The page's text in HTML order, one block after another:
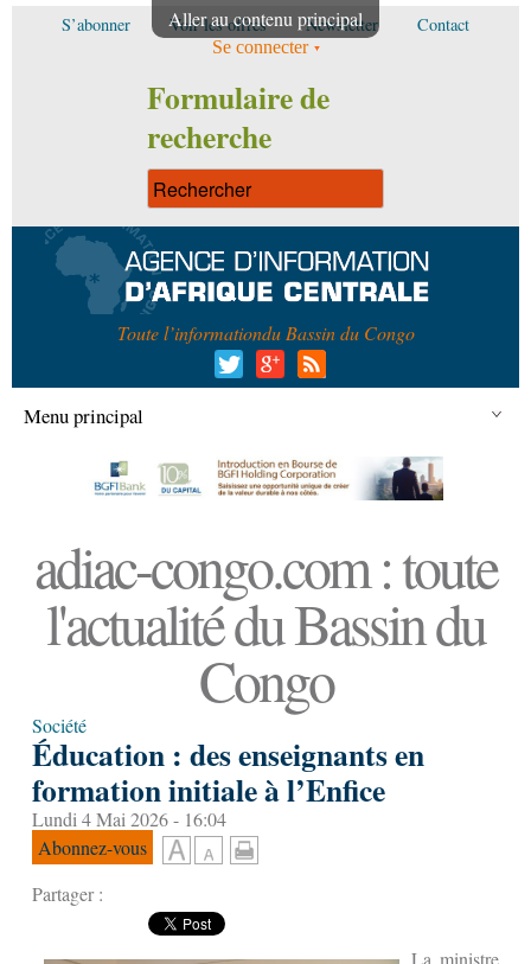
Aller au contenu principal
S’abonner Voir les offres Newsletter Contact
Se connecter
Formulaire de
recherche
Toute l’informationdu Bassin du Congo
Menu principal
adiac-congo.com : toute
l'actualité du Bassin du
Congo
Société
Éducation : des enseignants en
formation initiale à l’Enfice
Lundi 4 Mai 2026 - 16:04
Abonnez-vous
Partager :
La ministre